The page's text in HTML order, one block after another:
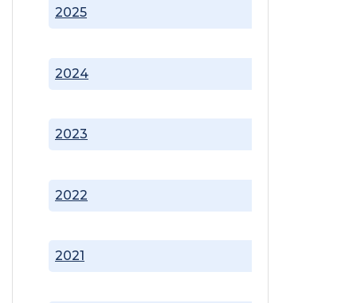
2021
2022
2023
2024
2025